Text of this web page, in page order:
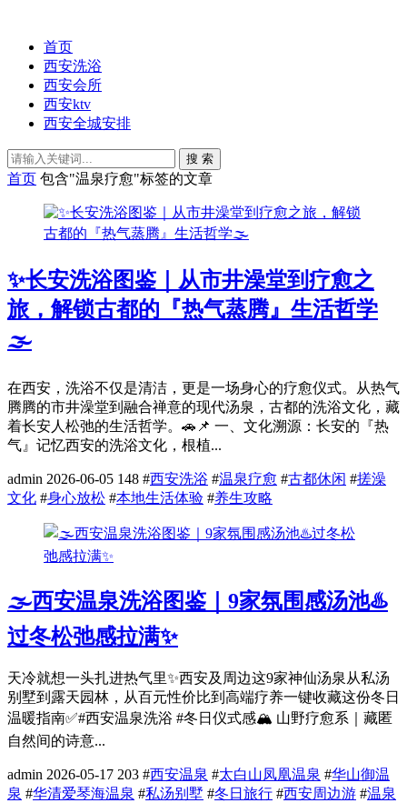
首页
西安洗浴
西安会所
西安ktv
西安全城安排
搜 索
首页 包含"温泉疗愈"标签的文章
✨长安洗浴图鉴｜从市井澡堂到疗愈之
旅，解锁古都的『热气蒸腾』生活哲学
🌫️
在西安，洗浴不仅是清洁，更是一场身心的疗愈仪式。从热气
腾腾的市井澡堂到融合禅意的现代汤泉，古都的洗浴文化，藏
着长安人松弛的生活哲学。🚗📌 一、文化溯源：长安的『热
气』记忆西安的洗浴文化，根植...
admin 2026-06-05 148 #西安洗浴 #温泉疗愈 #古都休闲 #搓澡
文化 #身心放松 #本地生活体验 #养生攻略
🌫️西安温泉洗浴图鉴｜9家氛围感汤池♨️
过冬松弛感拉满✨
天冷就想一头扎进热气里✨西安及周边这9家神仙汤泉从私汤
别墅到露天园林，从百元性价比到高端疗养一键收藏这份冬日
温暖指南✅#西安温泉洗浴 #冬日仪式感🏔️ 山野疗愈系｜藏匿
自然间的诗意...
admin 2026-05-17 203 #西安温泉 #太白山凤凰温泉 #华山御温
泉 #华清爱琴海温泉 #私汤别墅 #冬日旅行 #西安周边游 #温泉